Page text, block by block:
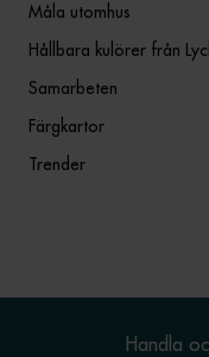
Måla utomhus
Hållbara kulörer från
Samarbeten
Färgkartor
Trender
Handla